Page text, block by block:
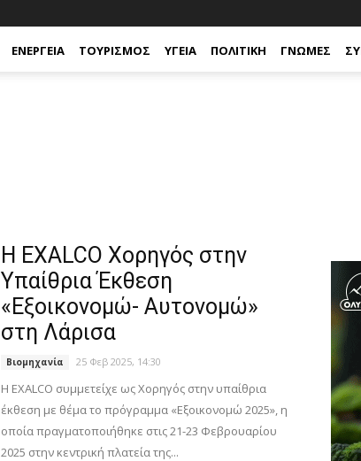
ΕΝΈΡΓΕΙΑ ΤΟΥΡΙΣΜΌΣ ΥΓΕΊΑ ΠΟΛΙΤΙΚΉ ΓΝΏΜΕΣ
Η EXALCO Χορηγός στην
Υπαίθρια Έκθεση
«Εξοικονομώ- Αυτονομώ»
στη Λάρισα
Βιομηχανία 25 Φεβ 2025, 14:30
Η EXALCO συμμετείχε ως Χορηγός στην υπαίθρια
έκθεση με θέμα το πρόγραμμα «Εξοικονομώ 2025», η
οποία πραγματοποιήθηκε στις 21-23 Φεβρουαρίου
2025 στην κεντρική πλατεία της...